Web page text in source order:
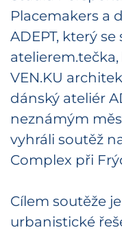
Placemakers a
ADEPT, který
VEN.KU
dánský ateliér
neznámým
vyhráli soutěž
Complex při
Cílem soutěže
urbanistické